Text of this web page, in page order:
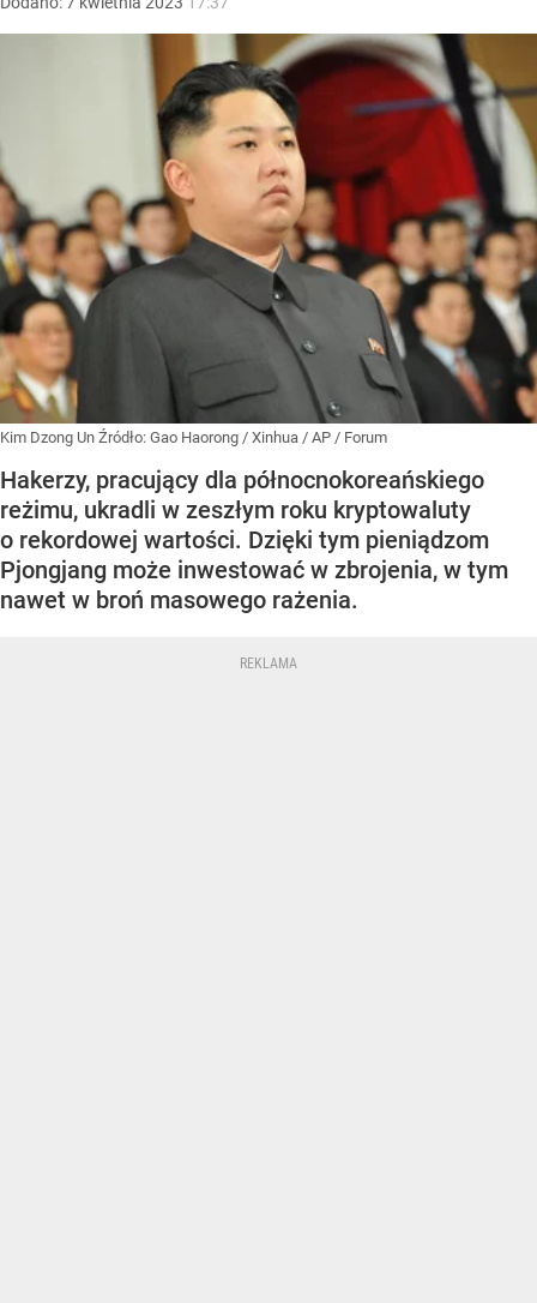
Kim Dzong Un Źródło: Gao Haorong / Xinhua / AP / Forum
Hakerzy, pracujący dla północnokoreańskiego
reżimu, ukradli w zeszłym roku kryptowaluty
o rekordowej wartości. Dzięki tym pieniądzom
Pjongjang może inwestować w zbrojenia, w tym
nawet w broń masowego rażenia.